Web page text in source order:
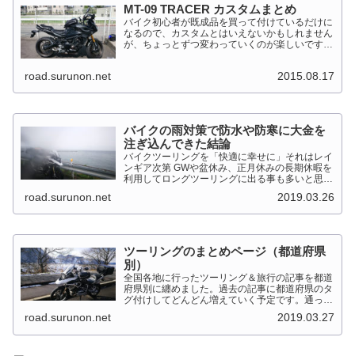
MT-09 TRACER カスタムまとめ
バイク初心者が既成品を買って付けているだけに
なるので、カスタムとはいえないかもしれません
が、ちょっとずつ変わっていくのが楽しいです。
road.surunon.net 2015.08.17
バイクの雨対策で防水や防寒に大金を
注ぎ込んできた結論
バイクツーリングを「快適に幸せに」それはレイ
ンギア次第 GWや盆休み、正月休みの長期休暇を
利用してロングツーリングに出る事も多いと思い
り雨ならまだしも1日２日ずっと降り続ける雨が
あります。「そんな...
road.surunon.net 2019.03.26
ツーリングのまとめページ（都道府県
別）
全国各地に行ったツーリング＆旅行の記事を都道
府県別に纏めました。過去の記事に都道府県のタ
グ付けしてどんどん増えていく予定です。通った
した。 分類ってなかなか難しいですね、能登半
島とか北陸とか、石川...
road.surunon.net 2019.03.27